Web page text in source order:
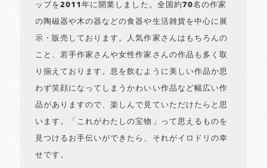
ップを2011年に開業しました。全国約70名の作家
の陶磁器や木の器などの食器や生活雑貨を中心に展
示・販売しております。人気作家さんはもちろんの
こと、若手作家さんや女性作家さんの作品も多く取
り揃えております。息を飲むように美しい作品か思
わず笑顔になってしまうかわいい作品など幅広い作
品がありますので、楽しんで見ていただけたらと思
います。「これがわたしの宝物」って思えるものを
見つけるお手伝いができたら、それがイロドリの幸
せです。